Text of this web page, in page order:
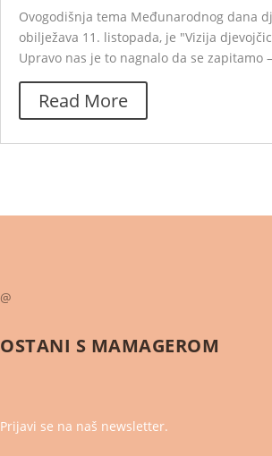
Ovogodišnja tema Međunarodnog dana
obilježava 11. listopada, je "Vizija
Upravo nas je to nagnalo da se zapitamo
Read More
@
OSTANI S MAMAGEROM
Prijavi se na naš newsletter.